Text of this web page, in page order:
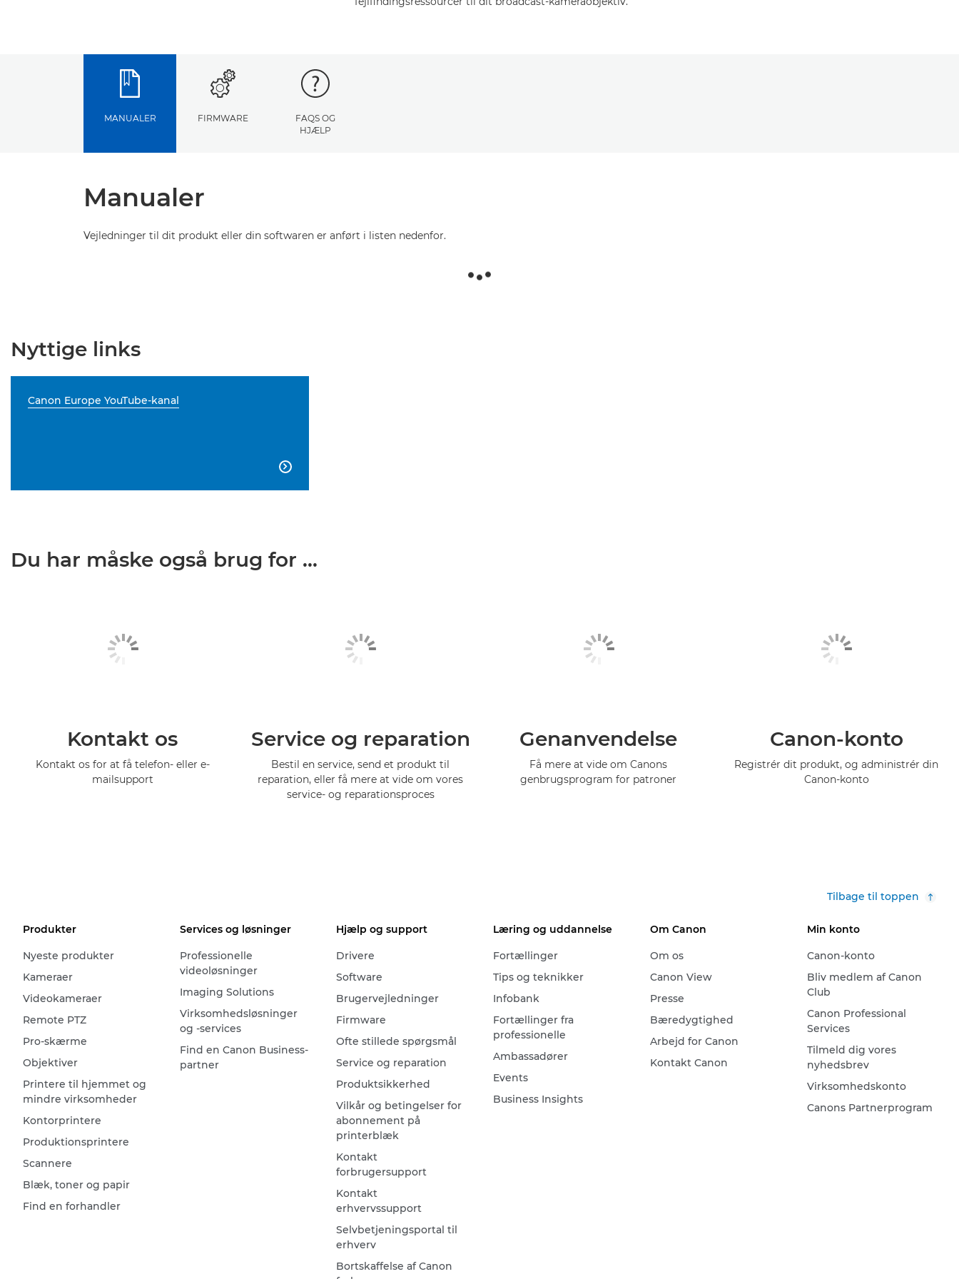
MANUALER FIRMWARE
FAQS OG
HJÆLP
Manualer
Vejledninger til dit produkt eller din softwaren er anført i listen nedenfor.
Nyttige links
Canon Europe YouTube-kanal

Du har måske også brug for ...
Kontakt os
Kontakt os for at få telefon- eller e-
mailsupport
Service og reparation
Bestil en service, send et produkt til
reparation, eller få mere at vide om vores
service- og reparationsproces
Genanvendelse
Få mere at vide om Canons
genbrugsprogram for patroner
Canon-konto
Registrér dit produkt, og administrér din
Canon-konto
Tilbage til toppen
Produkter
Nyeste produkter
Kameraer
Videokameraer
Remote PTZ
Pro-skærme
Objektiver
Printere til hjemmet og
mindre virksomheder
Kontorprintere
Produktionsprintere
Scannere
Blæk, toner og papir
Find en forhandler
Services og løsninger
Professionelle
videoløsninger
Imaging Solutions
Virksomhedsløsninger
og -services
Find en Canon Business-
partner
Hjælp og support
Drivere
Software
Brugervejledninger
Firmware
Ofte stillede spørgsmål
Service og reparation
Produktsikkerhed
Vilkår og betingelser for
abonnement på
printerblæk
Kontakt
forbrugersupport
Kontakt
erhvervssupport
Selvbetjeningsportal til
erhverv
Bortskaffelse af Canon
Læring og uddannelse
Fortællinger
Tips og teknikker
Infobank
Fortællinger fra
professionelle
Ambassadører
Events
Business Insights
Om Canon
Om os
Canon View
Presse
Bæredygtighed
Arbejd for Canon
Kontakt Canon
Min konto
Canon-konto
Bliv medlem af Canon
Club
Canon Professional
Services
Tilmeld dig vores
nyhedsbrev
Virksomhedskonto
Canons Partnerprogram